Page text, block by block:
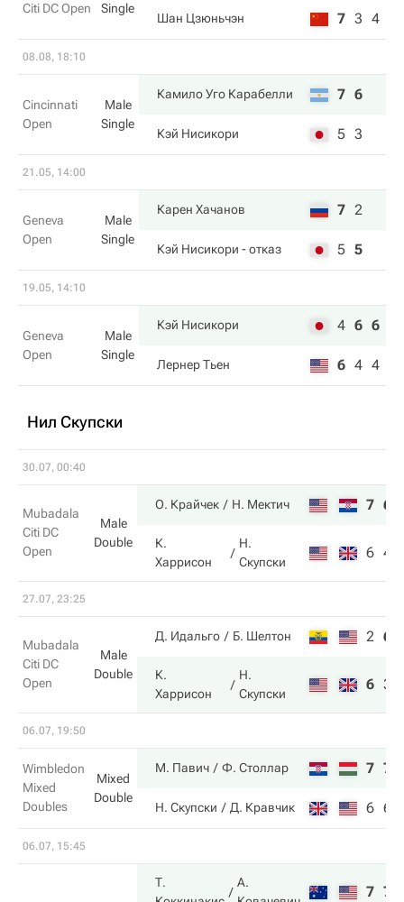
Citi DC Open
Single
Шан Цзюньчэн 7 3 4
08.08, 18:10
Cincinnati
Open
Male
Single
Камило Уго Карабелли 7 6
Кэй Нисикори 5 3
21.05, 14:00
Geneva
Open
Male
Single
Карен Хачанов 7 2
Кэй Нисикори - отказ 5 5
19.05, 14:10
Geneva
Open
Male
Single
Кэй Нисикори 4 6 6
Лернер Тьен 6 4 4
Нил Скупски
30.07, 00:40
Mubadala
Citi DC
Open
Male
Double
О. Крайчек Н. Мектич 7 6
К.
Харрисон
Н.
Скупски
6 4
27.07, 23:25
Mubadala
Citi DC
Open
Male
Double
Д. Идальго Б. Шелтон 2 6
К.
Харрисон
Н.
Скупски
6 3
06.07, 19:50
Wimbledon
Mixed
Doubles
Mixed
Double
М. Павич Ф. Столлар 7 7
Н. Скупски Д. Кравчик 6 6
06.07, 15:45
Т.
А.
7 7